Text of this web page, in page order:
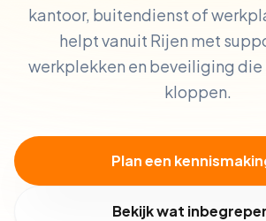
kantoor, buitendienst of
helpt vanuit Rijen met
werkplekken en beveiliging die
kloppen.
Plan een
Bekijk wat